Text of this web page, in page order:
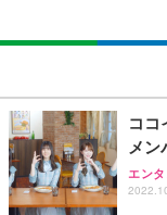
ュチ
￥
ワー
能
EIZO
【純
フッ
x2袋
￥
ネオ
り 単
ココ
メン
エン